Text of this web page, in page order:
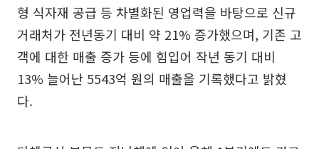
형 식자재 공급 등 차별화된 영업력을 바탕으로 신규
거래처가 전년동기 대비 약 21% 증가했으며, 기존 고
객에 대한 매출 증가 등에 힘입어 작년 동기 대비
13% 늘어난 5543억 원의 매출을 기록했다고 밝혔
다.